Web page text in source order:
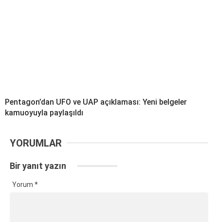
Pentagon’dan UFO ve UAP açıklaması: Yeni belgeler
kamuoyuyla paylaşıldı
YORUMLAR
Bir yanıt yazın
Yorum *